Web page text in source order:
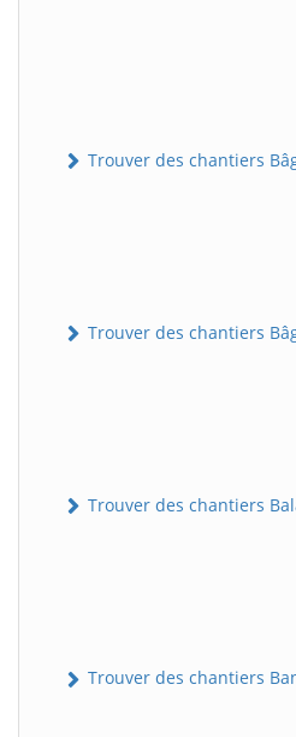
Trouver des chantiers
Trouver des chantiers
Trouver des chantiers
Trouver des chantiers